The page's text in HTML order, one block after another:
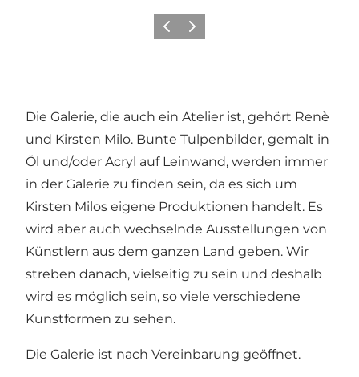
ZurückWeiter
Die Galerie, die auch ein Atelier ist, gehört Renè
und Kirsten Milo. Bunte Tulpenbilder, gemalt in
Öl und/oder Acryl auf Leinwand, werden immer
in der Galerie zu finden sein, da es sich um
Kirsten Milos eigene Produktionen handelt. Es
wird aber auch wechselnde Ausstellungen von
Künstlern aus dem ganzen Land geben. Wir
streben danach, vielseitig zu sein und deshalb
wird es möglich sein, so viele verschiedene
Kunstformen zu sehen.
Die Galerie ist nach Vereinbarung geöffnet.